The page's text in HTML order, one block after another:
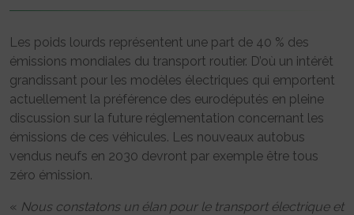
Les poids lourds représentent une part de 40 % des
émissions mondiales du transport routier. D’où un intérêt
grandissant pour les modèles électriques qui emportent
actuellement la préférence des eurodéputés en pleine
discussion sur la future réglementation concernant les
émissions de ces véhicules. Les nouveaux autobus
vendus neufs en 2030 devront par exemple être tous
zéro émission.
« Nous constatons un élan pour le transport électrique et